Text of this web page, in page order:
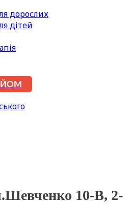
дорослих
дітей
10-В, 2-